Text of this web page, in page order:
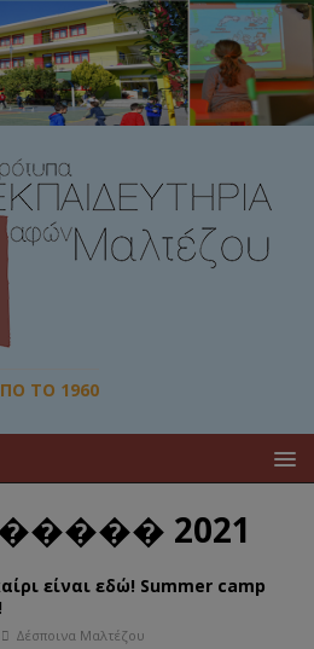
ΤΟ 1960
2021
είναι εδώ! Summer camp
Δέσποινα Μαλτέζου